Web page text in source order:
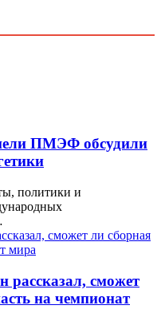
ПМЭФ обсудили
политики и
рассказал, сможет
на чемпионат